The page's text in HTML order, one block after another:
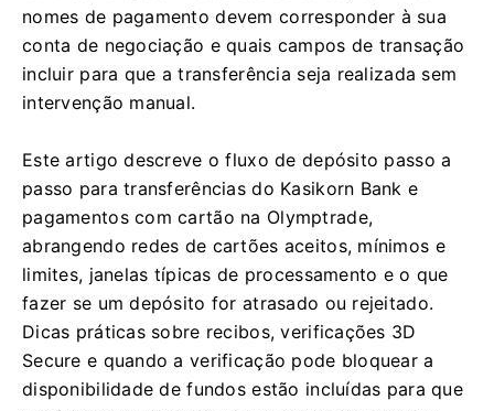
nomes de pagamento devem corresponder à sua
conta de negociação e quais campos de transação
incluir para que a transferência seja realizada sem
intervenção manual.
Este artigo descreve o fluxo de depósito passo a
passo para transferências do Kasikorn Bank e
pagamentos com cartão na Olymptrade,
abrangendo redes de cartões aceitos, mínimos e
limites, janelas típicas de processamento e o que
fazer se um depósito for atrasado ou rejeitado.
Dicas práticas sobre recibos, verificações 3D
Secure e quando a verificação pode bloquear a
disponibilidade de fundos estão incluídas para que